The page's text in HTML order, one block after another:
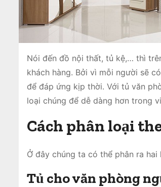
Nói đến đồ nội thất, tủ kệ,… thì
khách hàng. Bởi vì mỗi người sẽ
để đáp ứng kịp thời. Với tủ văn
loại chúng để dễ dàng hơn trong
Cách phân loại
Ở đây chúng ta có thể phân ra
Tủ cho văn phòng